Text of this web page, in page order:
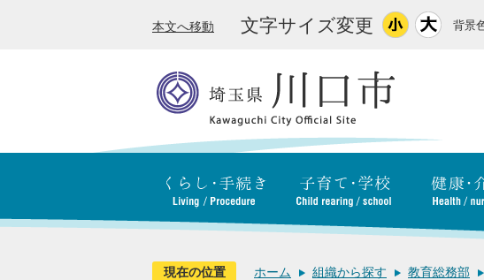
本文へ移動 文字サイズ変更 背景
現在の位置 ホーム 組織から探す 教育総務部